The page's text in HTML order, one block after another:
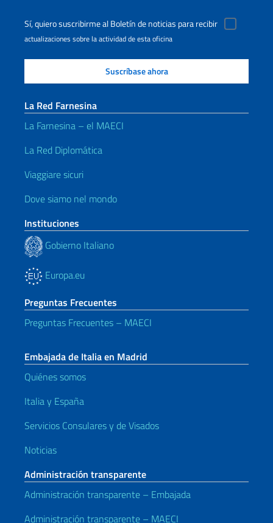
Sí, quiero suscribirme al Boletín de noticias para recibir
actualizaciones sobre la actividad de esta oficina
La Red Farnesina
La Farnesina – el MAECI
La Red Diplomática
Viaggiare sicuri
Dove siamo nel mondo
Instituciones
Gobierno Italiano
Europa.eu
Preguntas Frecuentes
Preguntas Frecuentes – MAECI
Embajada de Italia en Madrid
Quiénes somos
Italia y España
Servicios Consulares y de Visados
Noticias
Administración transparente
Administración transparente – Embajada
Administración transparente – MAECI